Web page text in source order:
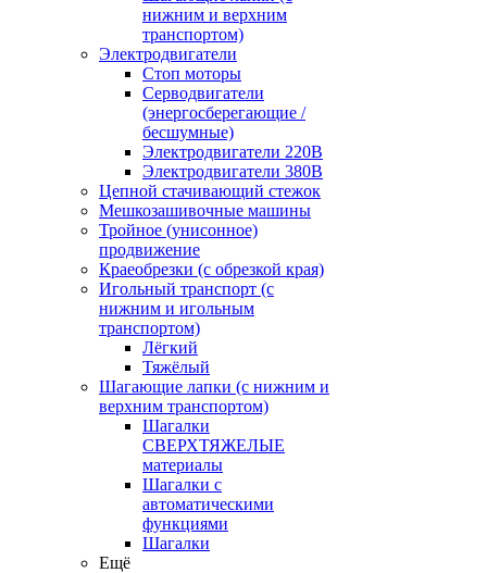
нижним и верхним
транспортом)
Электродвигатели
Стоп моторы
Серводвигатели
(энергосберегающие /
бесшумные)
Электродвигатели 220В
Электродвигатели 380В
Цепной стачивающий стежок
Мешкозашивочные машины
Тройное (унисонное)
продвижение
Краеобрезки (с обрезкой края)
Игольный транспорт (с
нижним и игольным
транспортом)
Лёгкий
Тяжёлый
Шагающие лапки (с нижним и
верхним транспортом)
Шагалки
СВЕРХТЯЖЕЛЫЕ
материалы
Шагалки с
автоматическими
функциями
Шагалки
Ещё